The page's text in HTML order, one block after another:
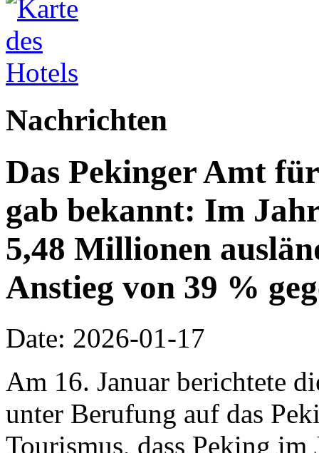
Nachrichten
Das Pekinger Amt
gab bekannt: Im
5,48 Millionen
Anstieg von 39 %
Date: 2026-01-17
Am 16. Januar berichtete
unter Berufung auf das
Tourismus, dass Peking